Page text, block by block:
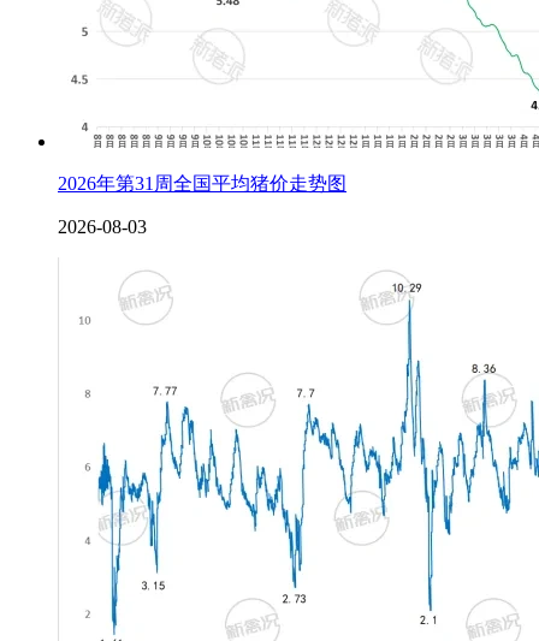
2026年第31周全国平均猪价走势图
2026-08-03